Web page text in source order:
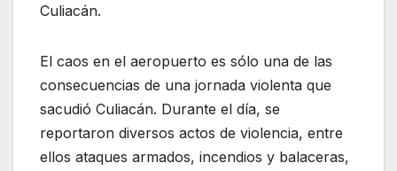
Culiacán.
El caos en el aeropuerto es sólo una de las
consecuencias de una jornada violenta que
sacudió Culiacán. Durante el día, se
reportaron diversos actos de violencia, entre
ellos ataques armados, incendios y balaceras,